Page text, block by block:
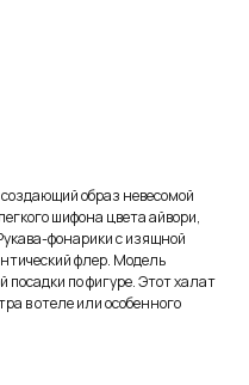
образ невесомой
шифона цвета айвори,
фонарики с изящной
флер. Модель
по фигуре. Этот халат
в отеле или особенного